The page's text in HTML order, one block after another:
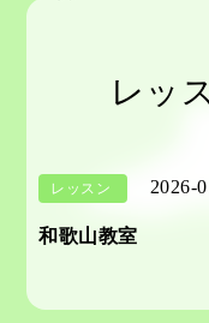
レッ
レッスン 2026-
和歌山教室